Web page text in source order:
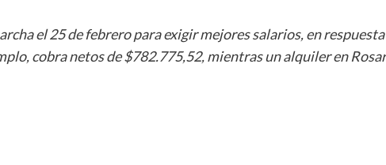
el 25 de febrero para exigir mejores salarios, en
cobra netos de $782.775,52, mientras un alquiler en